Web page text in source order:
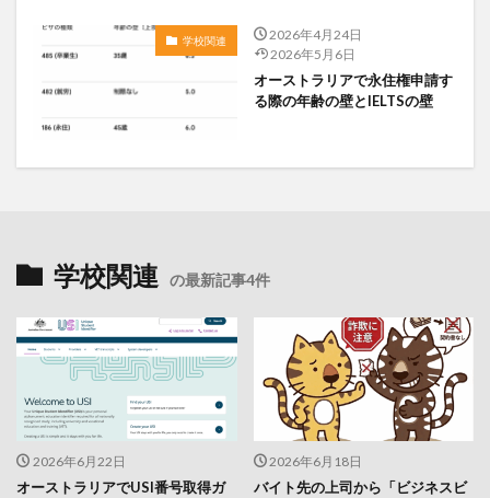
学校関連
2026年4月24日
2026年5月6日
オーストラリアで永住権申請す
る際の年齢の壁とIELTSの壁
学校関連 の最新記事4件
2026年6月22日
オーストラリアでUSI番号取得ガ
2026年6月18日
バイト先の上司から「ビジネスビ